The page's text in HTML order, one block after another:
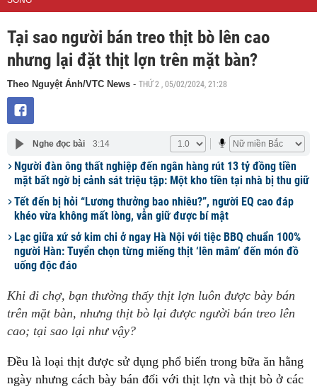
Tại sao người bán treo thịt bò lên cao
nhưng lại đặt thịt lợn trên mặt bàn?
Theo Nguyệt Ánh/VTC News - THỨ 2 , 05/02/2024, 21:28
Nghe đọc bài 3:14
Người đàn ông thất nghiệp đến ngân hàng rút 13 tỷ đồng tiền
mặt bất ngờ bị cảnh sát triệu tập: Một kho tiền tại nhà bị thu giữ
Tết đến bị hỏi “Lương thưởng bao nhiêu?”, người EQ cao đáp
khéo vừa không mất lòng, vẫn giữ được bí mật
Lạc giữa xứ sở kim chi ở ngay Hà Nội với tiệc BBQ chuẩn 100%
người Hàn: Tuyển chọn từng miếng thịt ‘lên mâm’ đến món đồ
uống độc đáo
Khi đi chợ, bạn thường thấy thịt lợn luôn được bày bán
trên mặt bàn, nhưng thịt bò lại được người bán treo lên
cao; tại sao lại như vậy?
Đều là loại thịt được sử dụng phổ biến trong bữa ăn hằng
ngày nhưng cách bày bán đối với thịt lợn và thịt bò ở các